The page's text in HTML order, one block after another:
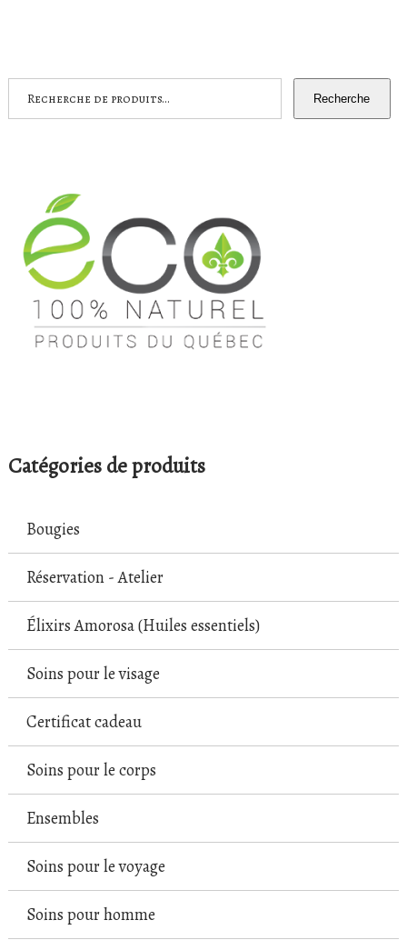
Recherche
pour :
Recherche
Catégories de produits
Bougies
Réservation - Atelier
Élixirs Amorosa (Huiles essentiels)
Soins pour le visage
Certificat cadeau
Soins pour le corps
Ensembles
Soins pour le voyage
Soins pour homme